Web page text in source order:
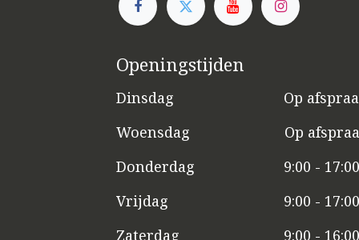
Openingstijden
Dinsdag
​​Op
Woensdag
​Op
Donderdag
9:00 -
Vrijdag
​9:00 - 17:00
Zaterdag
​9:00 -